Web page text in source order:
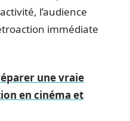
l’audience
immédiate
une vraie
en cinéma et